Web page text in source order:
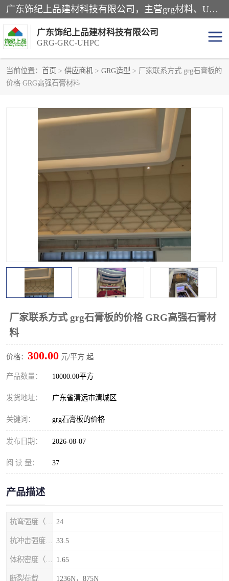
广东饰纪上品建材科技有限公司，主营grg材料、UHPC板、grc构件、uhpc幕墙板、grg厂家、grc厂家、uhpc厂家、GRG吊顶、grg石膏板、grg构件、外墙grc线条、grg造型、grg材料定制，uhpc高性能混凝土，uhpc构件，uhpc镂空挂板，grg材料生产厂家，广东grg厂家，广东grc厂家，联系方式*，2万平厂房，如果您对我公司的产品服务感兴趣，请联系我们。
广东饰纪上品建材科技有限公司
GRG-GRC-UHPC
当前位置： 首页 > 供应商机 > GRG造型 > 厂家联系方式 grg石膏板的
价格 GRG高强石膏材料
厂家联系方式 grg石膏板的价格 GRG高强石膏材
料
价格： 300.00 元/平方 起
产品数量： 10000.00平方
发货地址： 广东省清远市清城区
关键词： grg石膏板的价格
发布日期： 2026-08-07
阅 读 量： 37
产品描述
24
33.5
1.65
断裂荷载 1236N，875N
GRG构件
发泡陶瓷装饰构件
GRG吊顶 GRG材料生产厂家
UHPC树池坐凳